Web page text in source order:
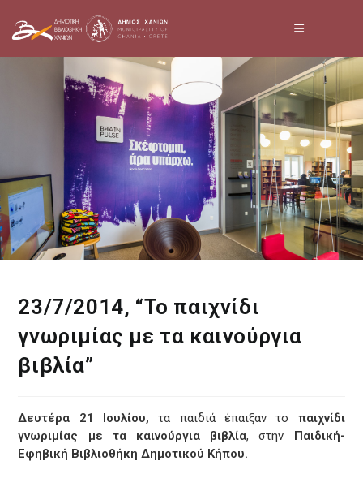
23/7/2014, “Το παιχνίδι
γνωριμίας με τα καινούργια
βιβλία”
Δευτέρα 21 Ιουλίου, τα παιδιά έπαιξαν το παιχνίδι
γνωριμίας με τα καινούργια βιβλία, στην Παιδική-
Εφηβική Βιβλιοθήκη Δημοτικού Κήπου.